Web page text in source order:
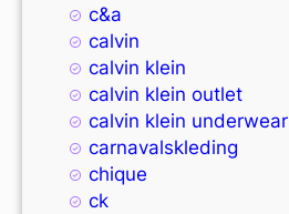
c&a
calvin
calvin klein
calvin klein outlet
calvin klein underwear
carnavalskleding
chique
ck